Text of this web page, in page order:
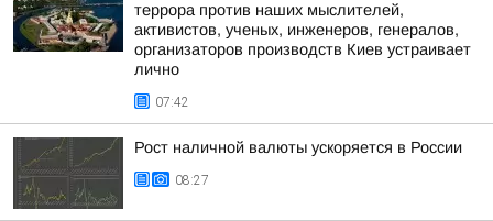
террора против наших мыслителей,
активистов, ученых, инженеров, генералов,
организаторов производств Киев устраивает
лично
07:42
Рост наличной валюты ускоряется в России
08:27